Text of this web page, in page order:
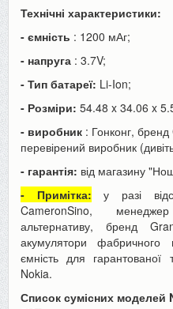
Технічні характеристики:
- ємність : 1200 мАг;
- напруга : 3.7V;
- Тип батареї: Li-Ion;
- Розміри: 54.48 x 34.06 x
- виробник : Гонконг,
перевірений виробник
- гарантія: від магазину
- Примітка: у разі
CameronSino,
альтернативу, бренд
акумулятори
ємність для
Nokia.
Список сумісних моделей